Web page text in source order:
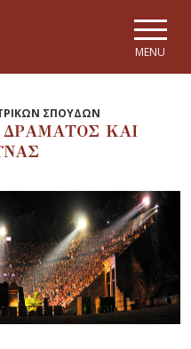
MENU
ΣΠΟΥΔΩΝ
ΔΡΑΜΑΤΟΣ ΚΑΙ